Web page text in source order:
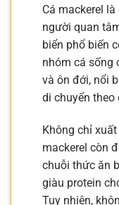
Cá mackerel
người quan
biển phổ biến
nhóm cá sống
và ôn đới, nổi
di chuyển theo
Không chỉ
mackerel còn
chuỗi thức ăn
giàu protein
Tuy nhiên,